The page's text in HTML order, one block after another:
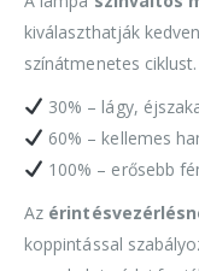
kiválaszthatják
színátmenetes ciklust.
30% – lágy,
60% – kellemes
100% – erősebb
Az
koppintással